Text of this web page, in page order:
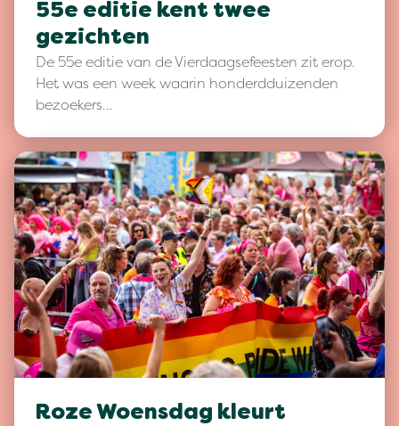
55e editie kent twee
gezichten
De 55e editie van de Vierdaagsefeesten zit erop.
Het was een week waarin honderdduizenden
bezoekers…
Roze Woensdag kleurt